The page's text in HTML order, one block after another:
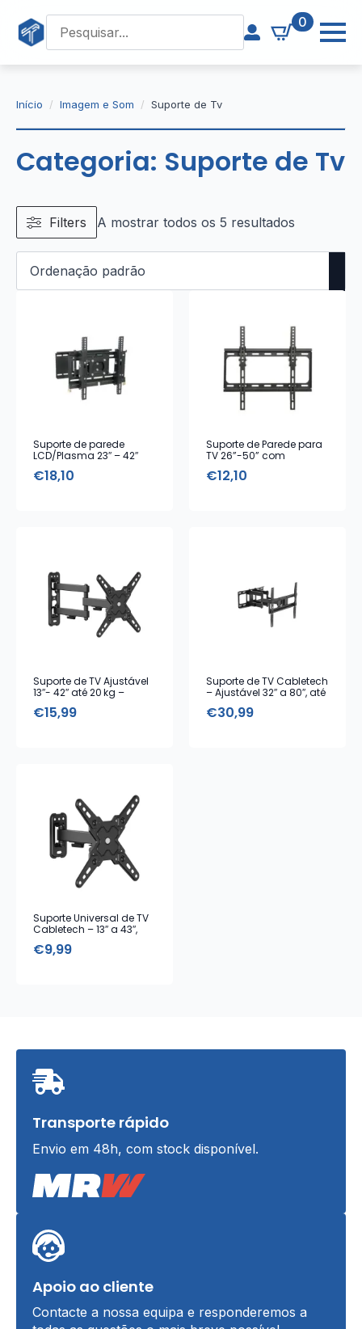
0
Início Imagem e Som Suporte de Tv
Categoria: Suporte de Tv
Filters A mostrar todos os 5 resultados
Suporte de parede
LCD/Plasma 23″ – 42″
€18,10
Suporte de Parede para
TV 26”-50” com
€12,10
Suporte de TV Ajustável
13″- 42″ até 20 kg –
€15,99
Suporte de TV Cabletech
– Ajustável 32″ a 80″, até
€30,99
Suporte Universal de TV
Cabletech – 13″ a 43″,
€9,99
Transporte rápido
Envio em 48h, com stock disponível.
Apoio ao cliente
Contacte a nossa equipa e responderemos a